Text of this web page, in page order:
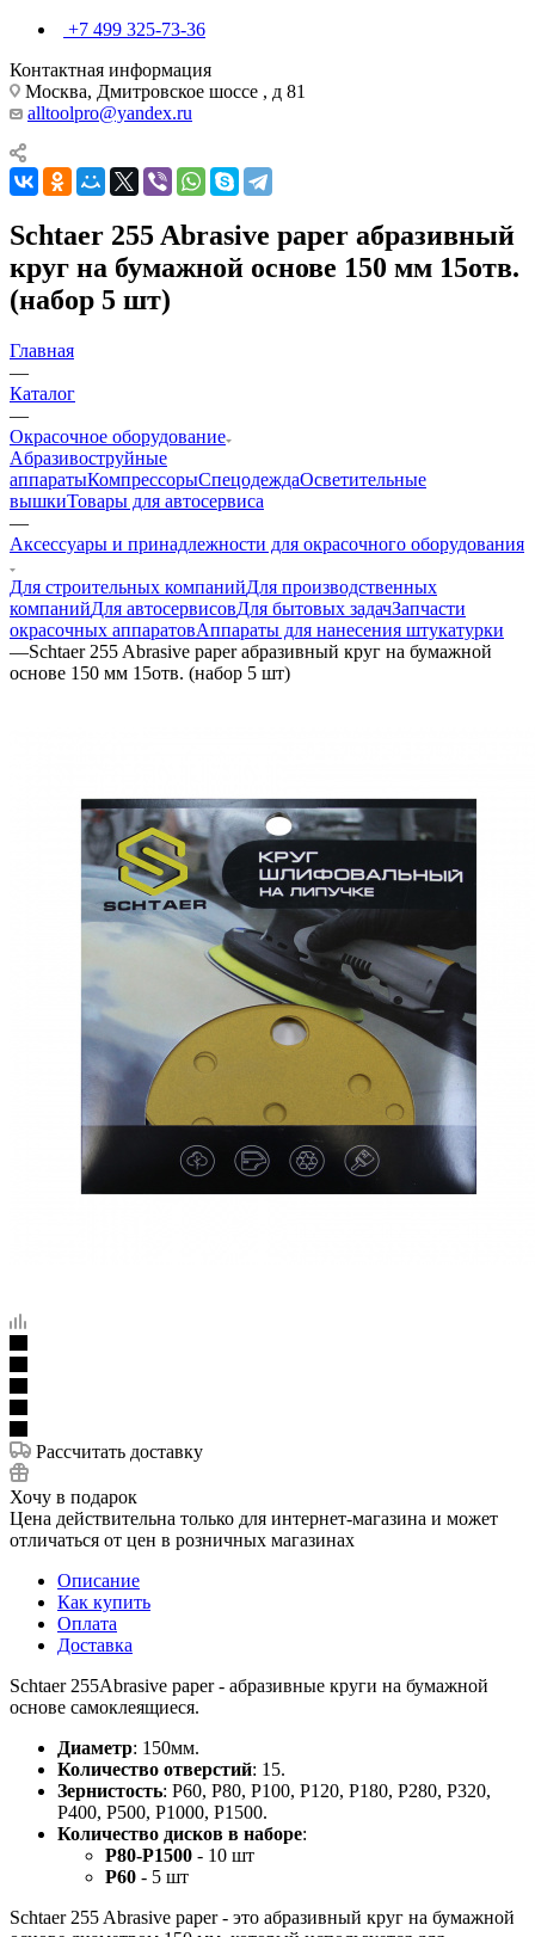
+7 499 325-73-36
Контактная информация
Москва, Дмитровское шоссе , д 81
alltoolpro@yandex.ru
Schtaer 255 Abrasive paper абразивный
круг на бумажной основе 150 мм 15отв.
(набор 5 шт)
Главная
—
Каталог
—
Окрасочное оборудование
Aбразивоструйные
аппаратыКомпрессорыСпецодеждаОсветительные
вышкиТовары для автосервиса
—
Аксессуары и принадлежности для окрасочного оборудования
Для строительных компанийДля производственных
компанийДля автосервисовДля бытовых задачЗапчасти
окрасочных аппаратовАппараты для нанесения штукатурки
—Schtaer 255 Abrasive paper абразивный круг на бумажной
основе 150 мм 15отв. (набор 5 шт)
Рассчитать доставку
Хочу в подарок
Цена действительна только для интернет-магазина и может
отличаться от цен в розничных магазинах
Описание
Как купить
Оплата
Доставка
Schtaer 255Abrasive paper - абразивные круги на бумажной
основе самоклеящиеся.
Диаметр: 150мм.
Количество отверстий: 15.
Зернистость: Р60, Р80, Р100, Р120, Р180, P280, P320,
P400, Р500, Р1000, Р1500.
Количество дисков в наборе:
Р80-Р1500 - 10 шт
Р60 - 5 шт
Schtaer 255 Abrasive paper - это абразивный круг на бумажной